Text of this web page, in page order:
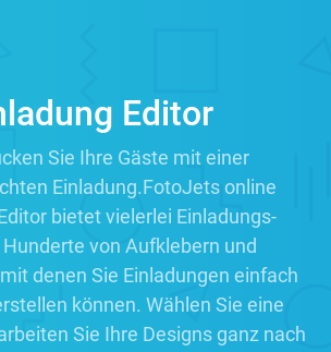
Editor
Sie Ihre Gäste mit einer
Einladung.FotoJets online
bietet vielerlei Einladungs-
von Aufklebern und
denen Sie Einladungen einfach
können. Wählen Sie eine
Sie Ihre Designs ganz nach